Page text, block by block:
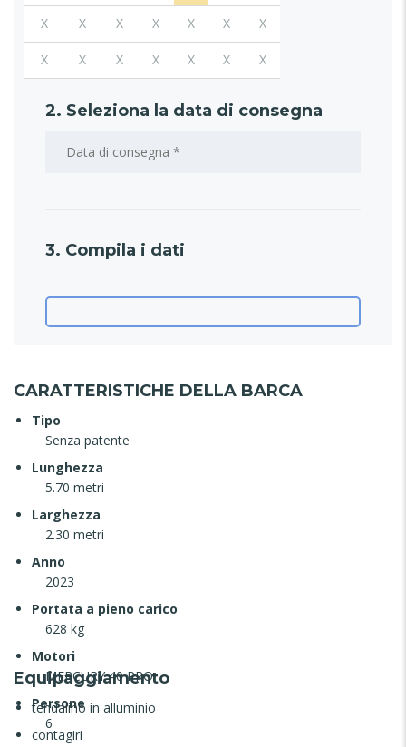
X X X X X X X
X X X X X X X
2. Seleziona la data di consegna
3. Compila i dati
CARATTERISTICHE DELLA BARCA
Tipo
Senza patente
Lunghezza
5.70 metri
Larghezza
2.30 metri
Anno
2023
Portata a pieno carico
628 kg
Motori
MERCURY 40 PRO
Persone
6
Equipaggiamento
tendalino in alluminio
contagiri